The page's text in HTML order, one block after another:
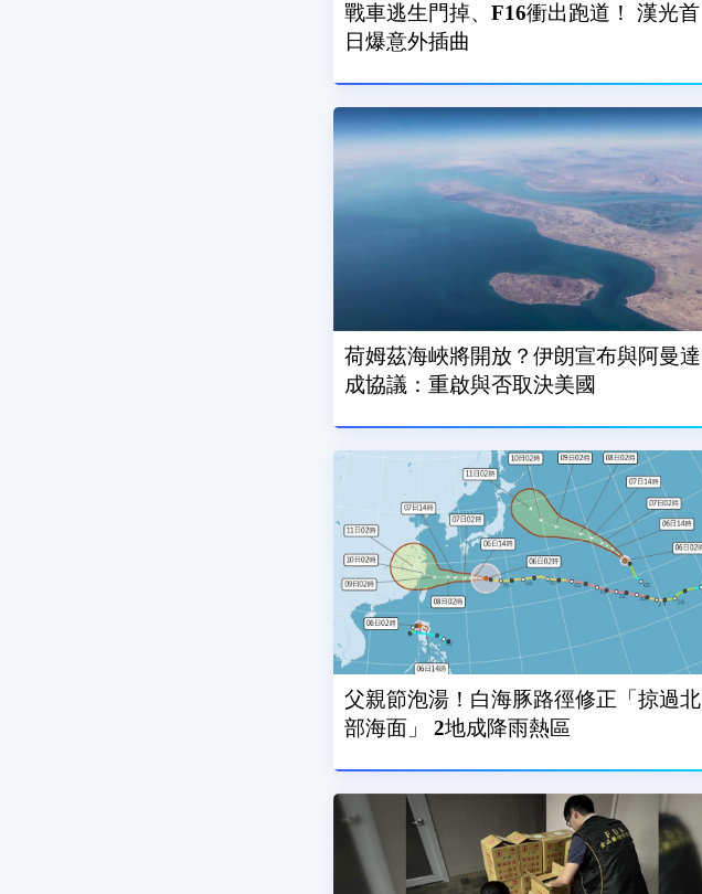
戰車逃生門掉、F16衝出跑道！ 漢光首
日爆意外插曲
荷姆茲海峽將開放？伊朗宣布與阿曼達
成協議：重啟與否取決美國
父親節泡湯！白海豚路徑修正「掠過北
部海面」 2地成降雨熱區